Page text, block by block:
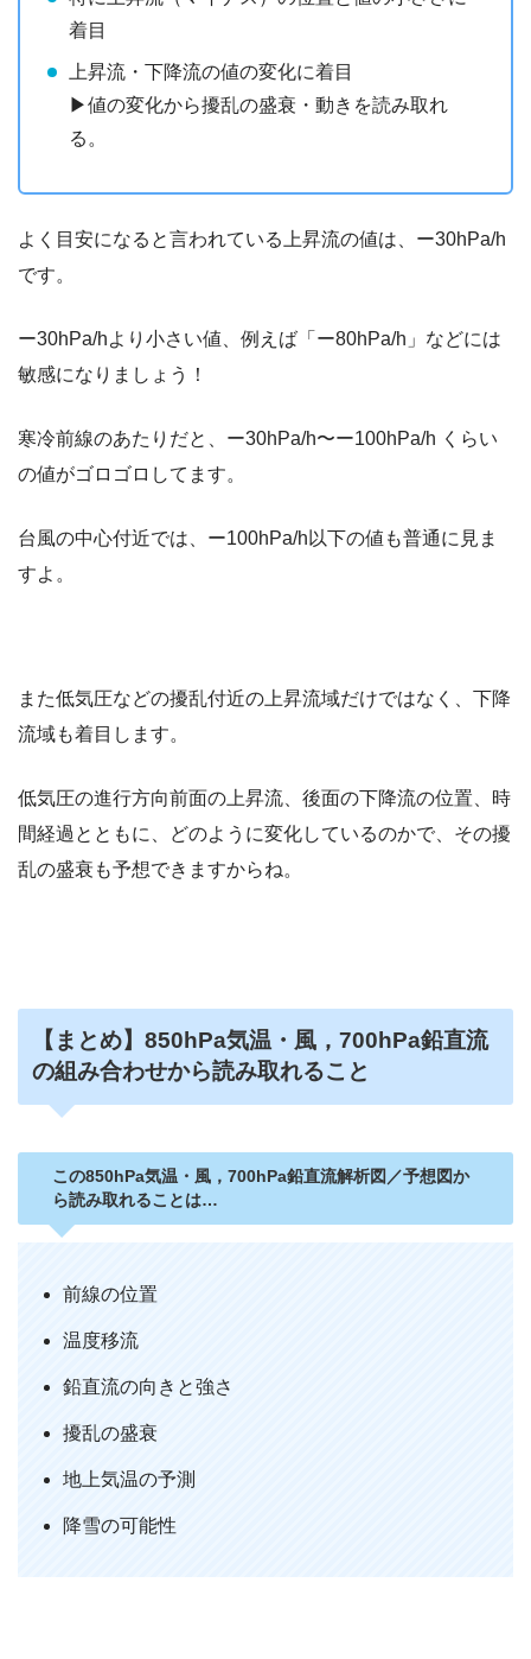
着目
上昇流・下降流の値の変化に着目
▶︎値の変化から擾乱の盛衰・動きを読み取れ
る。
よく目安になると言われている上昇流の値は、ー30hPa/h
です。
ー30hPa/hより小さい値、例えば「ー80hPa/h」などには
敏感になりましょう！
寒冷前線のあたりだと、ー30hPa/h〜ー100hPa/h くらい
の値がゴロゴロしてます。
台風の中心付近では、ー100hPa/h以下の値も普通に見ま
すよ。
また低気圧などの擾乱付近の上昇流域だけではなく、下降
流域も着目します。
低気圧の進行方向前面の上昇流、後面の下降流の位置、時
間経過とともに、どのように変化しているのかで、その擾
乱の盛衰も予想できますからね。
【まとめ】850hPa気温・風，700hPa鉛直流
の組み合わせから読み取れること
この850hPa気温・風，700hPa鉛直流解析図／予想図か
ら読み取れることは…
前線の位置
温度移流
鉛直流の向きと強さ
擾乱の盛衰
地上気温の予測
降雪の可能性